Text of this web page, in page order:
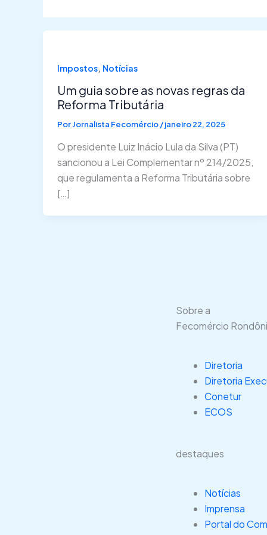
Impostos, Notícias
Um guia sobre as novas regras da
Reforma Tributária
PorJornalista Fecomércio/janeiro 22, 2025
O presidente Luiz Inácio Lula da Silva (PT)
sancionou a Lei Complementar nº 214/2025,
que regulamenta a Reforma Tributária sobre
[…]
Sobre a
Fecomércio
Diretoria
Diretoria
Conetur
ECOS
destaques
Notícias
Imprensa
Portal do